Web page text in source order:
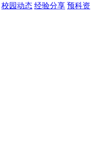
校园动态 经验分享 预科资